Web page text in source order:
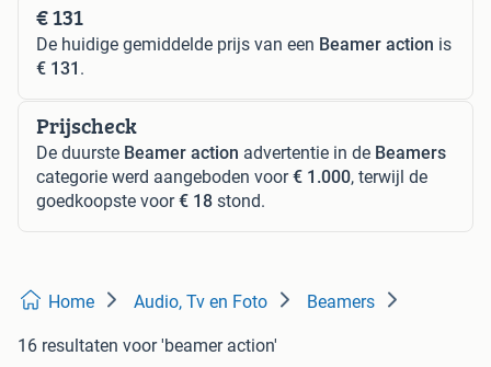
€ 131
De huidige gemiddelde prijs van een Beamer action is
€ 131 .
Prijscheck
De duurste Beamer action advertentie in de Beamers
categorie werd aangeboden voor€ 1.000, terwijl de
goedkoopste voor€ 18 stond.
Home Audio, Tv en Foto Beamers
16 resultaten voor 'beamer action'